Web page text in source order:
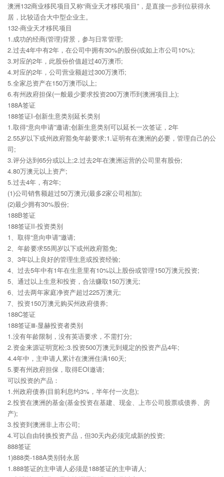
澳洲132商业移民项目又称“商业天才移民项目”，是直接一步到位获得永
居，比较适合大中型企业主。
132-商业天才移民项目
1.成功的经商(管理)背景，参与日常管理;
2.过去4年中有2年，在公司中拥有30%的股份(或如上市公司10%);
3.对应的2年，此股份价值超过40万澳币;
4.对应的2年，公司营业额超过300万澳币;
5.全家总资产在150万澳币以上;
6.有州政府担保(一般最少要求投资200万澳币到澳洲项目上);
188A签证
188签证I-创新生意类别延长类别
1.取得“意向申请”邀请;创新生意类别可以延长一次签证，2年
2.55岁以下或州政府豁免年龄要求;1.证明有在澳洲的必要，管理自己的公
司;
3.评分达到65分或以上;2.过去2年在澳洲运营的公司里有股份;
4.80万澳元以上资产;
5.过去4年，有2年;
(1)公司销售额超过50万澳元(最多2家公司相加);
(2)最少拥有30%股份;
188B签证
188签证II-投资类别
1、取得“意向申请”邀请;
2、年龄要求55周岁以下或州政府豁免;
3、3年以上良好的管理生意或投资经验;
4、过去5年中有1年在生意里有10%以上股份或管理150万澳元投资;
5、通过以上生意和投资，合法赚取150万澳元;
6、过去两年家庭净资产超过225万澳元;
7、投资150万澳元购买州政府债券;
188C签证
188签证Ⅲ-显赫投资者类别
1.没有年龄限制，没有英语要求，不需打分;
2.资金来源证明宽松;3.投资500万澳元到规定的投资产品4年;
4.4年中，主申请人累计在澳洲住满160天;
5.要有州政府担保，取得EOI邀请;
可以投资的产品：
1.州政府债券(目前利息约3%，半年付一次息);
2.投资在澳洲的基金(基金投资在基建、现金、上市公司股票或债券、房
产);
3.投资到澳洲非上市公司;
4.可以自由转换投资产品，但30天内必须完成新的投资;
888签证
1)888类-188A类别转永居
1.888签证的主申请人必须是188签证的主申请人;